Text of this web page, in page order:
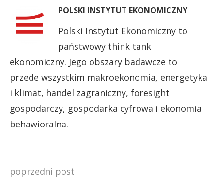
POLSKI INSTYTUT EKONOMICZNY
Polski Instytut Ekonomiczny to
państwowy think tank
ekonomiczny. Jego obszary badawcze to
przede wszystkim makroekonomia, energetyka
i klimat, handel zagraniczny, foresight
gospodarczy, gospodarka cyfrowa i ekonomia
behawioralna.
poprzedni post